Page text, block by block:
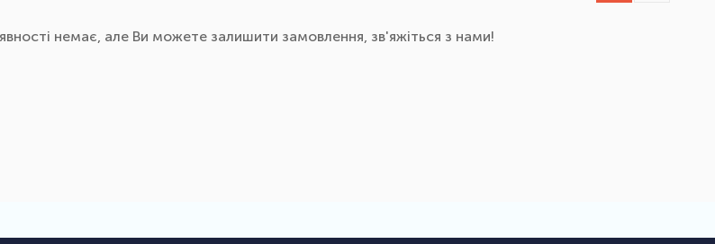
немає, але Ви можете залишити замовлення, зв'яжіться з нами!